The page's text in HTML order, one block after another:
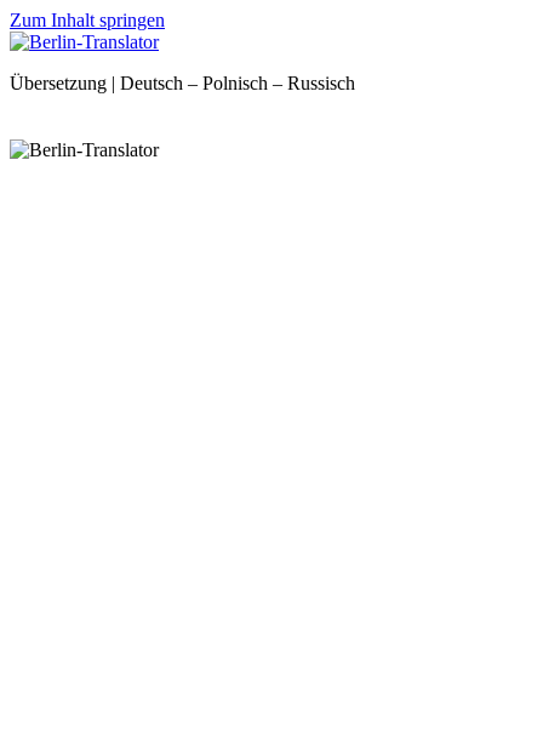
Zum Inhalt springen
Übersetzung | Deutsch – Polnisch – Russisch